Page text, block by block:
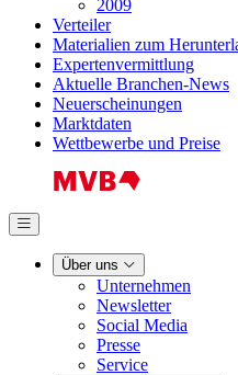
2009
Verteiler
Materialien zum
Expertenvermittlung
Aktuelle Branchen-News
Neuerscheinungen
Marktdaten
Wettbewerbe und Preise
Über uns
Unternehmen
Newsletter
Social Media
Presse
Service